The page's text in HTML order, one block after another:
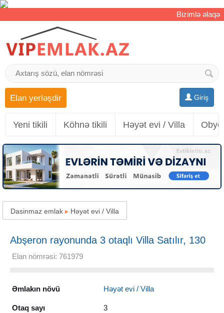
Bizimlə əlaqə
Giriş
Elan yerləşdir
Yeni tikili Köhnə tikili Həyət evi / Villa
Dasinmaz emlak ▸ Həyət evi / Villa
Abşeron rayonunda 3 otaqlı Villa Satılır, 130
m²
Elan nömrəsi: 761979
Əmlakın növü Həyət evi / Villa
Otaq sayı 3